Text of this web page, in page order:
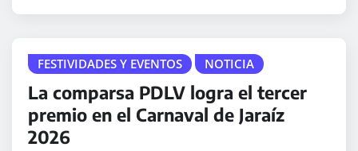
FESTIVIDADES Y EVENTOS NOTICIA
La comparsa PDLV logra el tercer
premio en el Carnaval de Jaraíz
2026